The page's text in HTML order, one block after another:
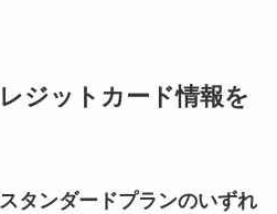
ジットカード情報を
タンダードプランのいずれ